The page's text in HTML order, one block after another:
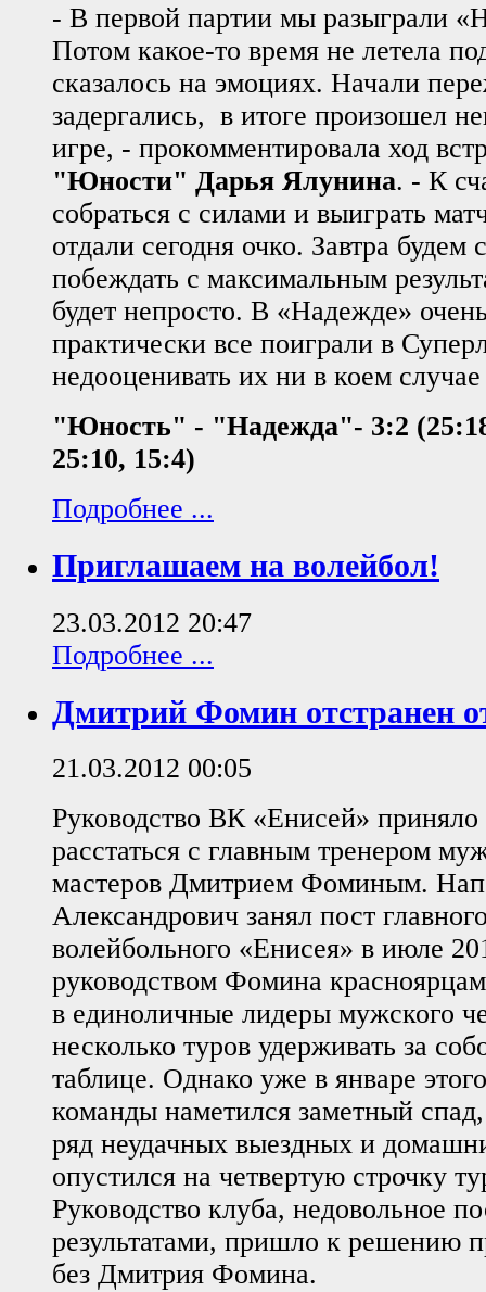
- В первой партии мы разыграли
Потом какое-то время не летела
сказалось на эмоциях. Начали
задергались, в итоге произошел
игре, - прокомментировала ход
"Юности" Дарья Ялунина. - К
собраться с силами и выиграть
отдали сегодня очко. Завтра будем
побеждать с максимальным
будет непросто. В «Надежде»
практически все поиграли в
недооценивать их ни в коем случае
"Юность" - "Надежда"- 3:2
25:10, 15:4)
Подробнее ...
Приглашаем на волейбол!
23.03.2012 20:47
Подробнее ...
Дмитрий Фомин отстранен
21.03.2012 00:05
Руководство ВК «Енисей»
расстаться с главным тренером
мастеров Дмитрием Фоминым.
Александрович занял пост
волейбольного «Енисея» в июле
руководством Фомина
в единоличные лидеры мужского
несколько туров удерживать за
таблице. Однако уже в январе
команды наметился заметный
ряд неудачных выездных и
опустился на четвертую строчку
Руководство клуба, недовольное
результатами, пришло к решению
без Дмитрия Фомина.